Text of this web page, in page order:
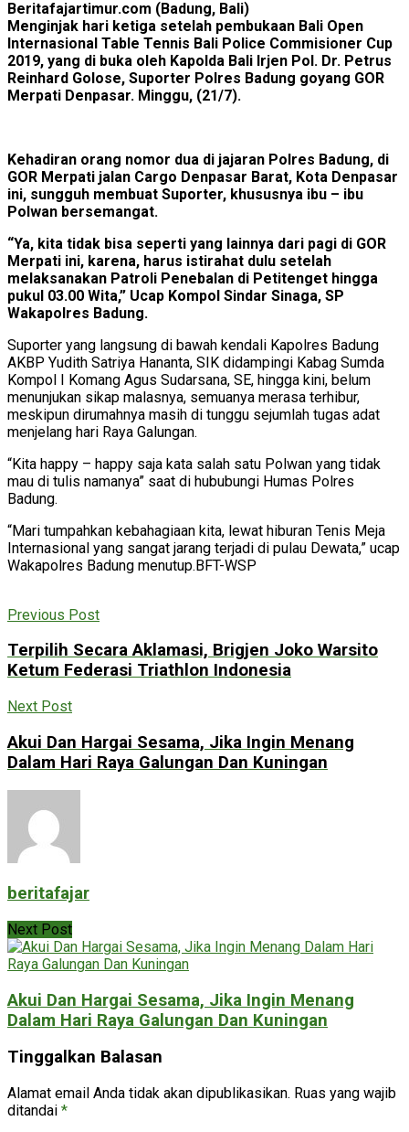
Beritafajartimur.com (Badung, Bali)
Menginjak hari ketiga setelah pembukaan Bali Open
Internasional Table Tennis Bali Police Commisioner Cup
2019, yang di buka oleh Kapolda Bali Irjen Pol. Dr. Petrus
Reinhard Golose, Suporter Polres Badung goyang GOR
Merpati Denpasar. Minggu, (21/7).
Kehadiran orang nomor dua di jajaran Polres Badung, di
GOR Merpati jalan Cargo Denpasar Barat, Kota Denpasar
ini, sungguh membuat Suporter, khususnya ibu – ibu
Polwan bersemangat.
“Ya, kita tidak bisa seperti yang lainnya dari pagi di GOR
Merpati ini, karena, harus istirahat dulu setelah
melaksanakan Patroli Penebalan di Petitenget hingga
pukul 03.00 Wita,” Ucap Kompol Sindar Sinaga, SP
Wakapolres Badung.
Suporter yang langsung di bawah kendali Kapolres Badung
AKBP Yudith Satriya Hananta, SIK didampingi Kabag Sumda
Kompol I Komang Agus Sudarsana, SE, hingga kini, belum
menunjukan sikap malasnya, semuanya merasa terhibur,
meskipun dirumahnya masih di tunggu sejumlah tugas adat
menjelang hari Raya Galungan.
“Kita happy – happy saja kata salah satu Polwan yang tidak
mau di tulis namanya” saat di hububungi Humas Polres
Badung.
“Mari tumpahkan kebahagiaan kita, lewat hiburan Tenis Meja
Internasional yang sangat jarang terjadi di pulau Dewata,” ucap
Wakapolres Badung menutup.BFT-WSP
Previous Post
Terpilih Secara Aklamasi, Brigjen Joko Warsito
Ketum Federasi Triathlon Indonesia
Next Post
Akui Dan Hargai Sesama, Jika Ingin Menang
Dalam Hari Raya Galungan Dan Kuningan
beritafajar
Next Post
Akui Dan Hargai Sesama, Jika Ingin Menang
Dalam Hari Raya Galungan Dan Kuningan
Tinggalkan Balasan
Alamat email Anda tidak akan dipublikasikan. Ruas yang wajib
ditandai *